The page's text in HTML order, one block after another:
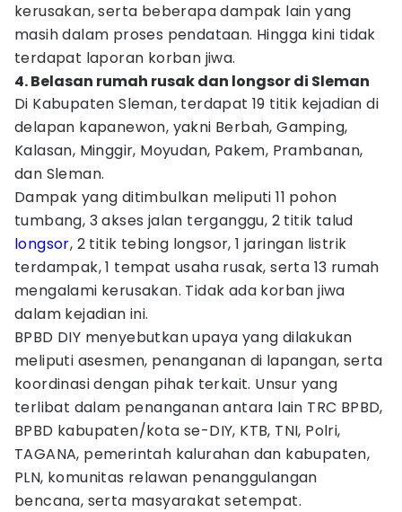
kerusakan, serta beberapa dampak lain yang
masih dalam proses pendataan. Hingga kini tidak
terdapat laporan korban jiwa.
4. Belasan rumah rusak dan longsor di Sleman
Di Kabupaten Sleman, terdapat 19 titik kejadian di
delapan kapanewon, yakni Berbah, Gamping,
Kalasan, Minggir, Moyudan, Pakem, Prambanan,
dan Sleman.
Dampak yang ditimbulkan meliputi 11 pohon
tumbang, 3 akses jalan terganggu, 2 titik talud
longsor, 2 titik tebing longsor, 1 jaringan listrik
terdampak, 1 tempat usaha rusak, serta 13 rumah
mengalami kerusakan. Tidak ada korban jiwa
dalam kejadian ini.
BPBD DIY menyebutkan upaya yang dilakukan
meliputi asesmen, penanganan di lapangan, serta
koordinasi dengan pihak terkait. Unsur yang
terlibat dalam penanganan antara lain TRC BPBD,
BPBD kabupaten/kota se-DIY, KTB, TNI, Polri,
TAGANA, pemerintah kalurahan dan kabupaten,
PLN, komunitas relawan penanggulangan
bencana, serta masyarakat setempat.